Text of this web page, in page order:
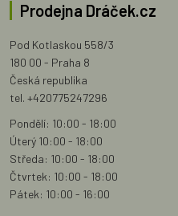
Prodejna Dráček.cz
Pod Kotlaskou 558/3
180 00 - Praha 8
Česká republika
tel. +420775247296
Pondělí: 10:00 - 18:00
Úterý 10:00 - 18:00
Středa: 10:00 - 18:00
Čtvrtek: 10:00 - 18:00
Pátek: 10:00 - 16:00